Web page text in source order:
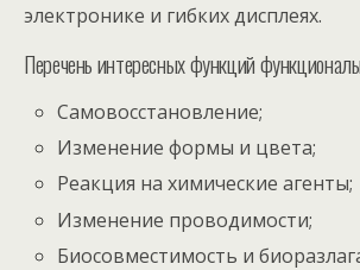
электронике и гибких дисплеях.
Перечень интересных функций
Самовосстановление;
Изменение формы и цвета;
Реакция на химические агенты;
Изменение проводимости;
Биосовместимость и